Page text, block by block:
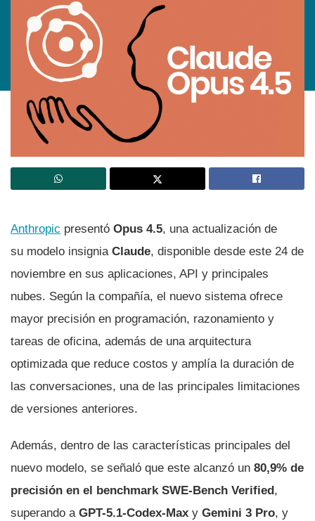
Anthropic presentó Opus 4.5, una actualización de
su modelo insignia Claude, disponible desde este 24 de
noviembre en sus aplicaciones, API y principales
nubes. Según la compañía, el nuevo sistema ofrece
mayor precisión en programación, razonamiento y
tareas de oficina, además de una arquitectura
optimizada que reduce costos y amplía la duración de
las conversaciones, una de las principales limitaciones
de versiones anteriores.
Además, dentro de las características principales del
nuevo modelo, se señaló que este alcanzó un 80,9% de
precisión en el benchmark SWE-Bench Verified,
superando a GPT-5.1-Codex-Max y Gemini 3 Pro, y